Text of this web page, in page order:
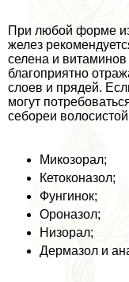
При любой форме
желез
селена и
благоприятно
слоев и прядей.
могут
себореи
Микозорал;
Кетоконазол;
Фунгинок;
Ороназол;
Низорал;
Дермaзoл и